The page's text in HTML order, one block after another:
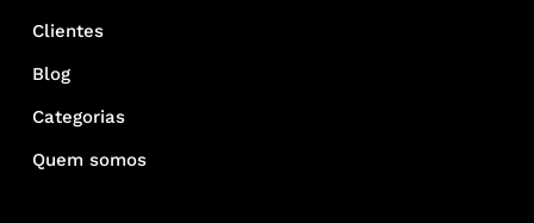
Clientes
Blog
Categorias
Quem somos